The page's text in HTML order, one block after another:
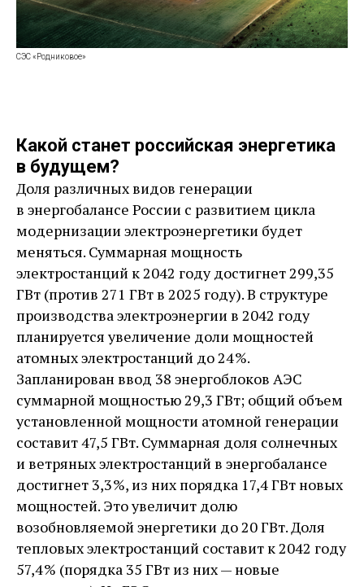
СЭС «Родниковое»
Какой станет российская энергетика
в будущем?
Доля различных видов генерации
в энергобалансе России с развитием цикла
модернизации электроэнергетики будет
меняться. Суммарная мощность
электростанций к 2042 году достигнет 299,35
ГВт (против 271 ГВт в 2025 году). В структуре
производства электроэнергии в 2042 году
планируется увеличение доли мощностей
атомных электростанций до 24 %.
Запланирован ввод 38 энергоблоков АЭС
суммарной мощностью 29,3 ГВт; общий объем
установленной мощности атомной генерации
составит 47,5 ГВт. Суммарная доля солнечных
и ветряных электростанций в энергобалансе
достигнет 3,3 %, из них порядка 17,4 ГВт новых
мощностей. Это увеличит долю
возобновляемой энергетики до 20 ГВт. Доля
тепловых электростанций составит к 2042 году
57,4 % (порядка 35 ГВт из них — ​новые